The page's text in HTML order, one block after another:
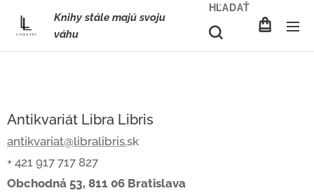
Knihy stále majú svoju
váhu
HĽADAŤ
Antikvariát Libra Libris
antikvariat@libralibris.sk
+ 421 917 717 827
Obchodná 53, 811 06 Bratislava